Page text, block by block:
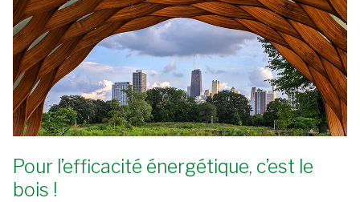
Pour l’efficacité énergétique, c’est le
bois !